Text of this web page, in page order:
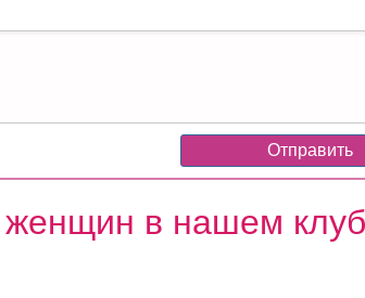
в нашем